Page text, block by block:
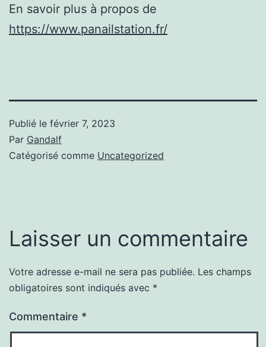
En savoir plus à propos de
https://www.panailstation.fr/
Publié le février 7, 2023
Par Gandalf
Catégorisé comme Uncategorized
Laisser un commentaire
Votre adresse e-mail ne sera pas publiée. Les champs
obligatoires sont indiqués avec *
Commentaire *